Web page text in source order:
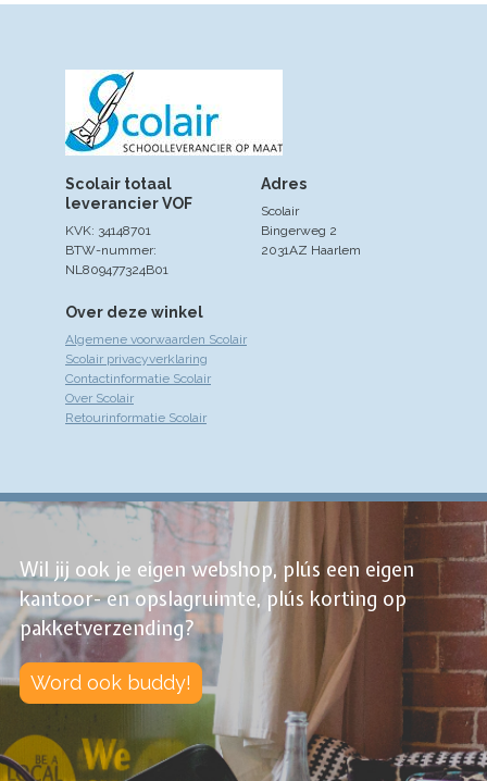
Over deze winkel
Algemene voorwaarden Scolair
Scolair privacyverklaring
Contactinformatie Scolair
Over Scolair
Retourinformatie Scolair
Adres
Scolair
Bingerweg 2
2031AZ Haarlem
Scolair totaal
leverancier VOF
KVK: 34148701
BTW-nummer:
NL809477324B01
Wil jij ook je eigen webshop, plús een eigen
kantoor- en opslagruimte, plús korting op
pakketverzending?
Word ook buddy!